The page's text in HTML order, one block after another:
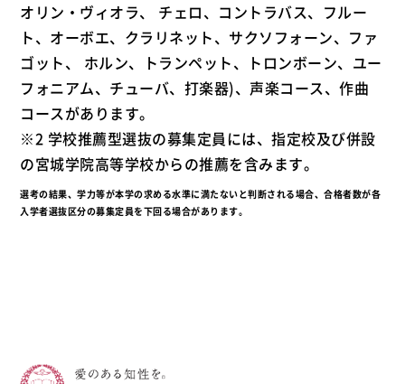
オリン・ヴィオラ、 チェロ、コントラバス、フルー
ト、オーボエ、クラリネット、サクソフォーン、ファ
ゴット、 ホルン、トランペット、トロンボーン、ユー
フォニアム、チューバ、打楽器)、声楽コース、作曲
コースがあります。
※2 学校推薦型選抜の募集定員には、指定校及び併設
の宮城学院高等学校からの推薦を含みます。
選考の結果、学力等が本学の求める水準に満たないと判断される場合、合格者数が各
入学者選抜区分の募集定員を下回る場合があります。